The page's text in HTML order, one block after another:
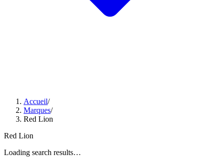
Accueil/
Marques/
Red Lion
Red Lion
Loading search results…